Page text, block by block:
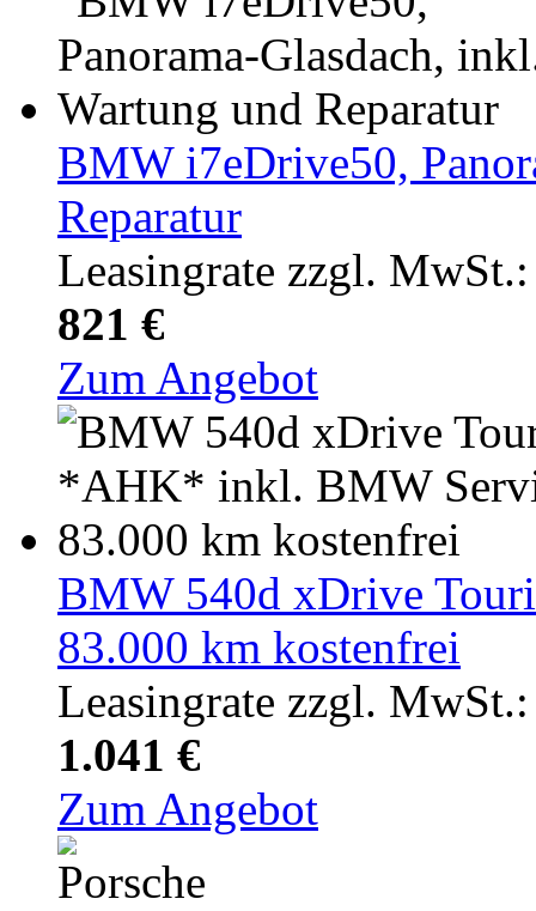
BMW i7eDrive50,
Reparatur
Leasingrate zzgl.
821 €
Zum Angebot
BMW 540d xDrive
83.000 km kostenfrei
Leasingrate zzgl.
1.041 €
Zum Angebot